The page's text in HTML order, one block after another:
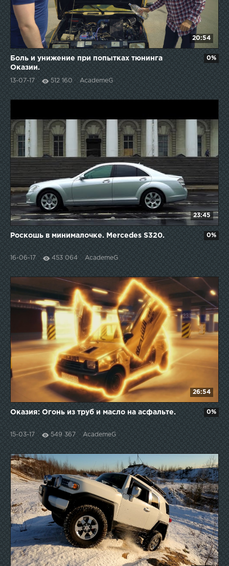
20:54
Боль и унижение при попытках тюнинга
Оказии.
13-07-17 512 160 AcademeG
0%
23:45
Роскошь в минималочке. Mercedes S320.
16-06-17 453 064 AcademeG
0%
26:54
Оказия: Огонь из труб и масло на асфальте.
15-03-17 549 367 AcademeG
0%